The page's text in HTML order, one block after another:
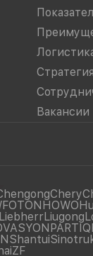
Вакансии
Chery
FOTONHOWO
LiebherrLiugong
PARTIQ
Shantui
ZF